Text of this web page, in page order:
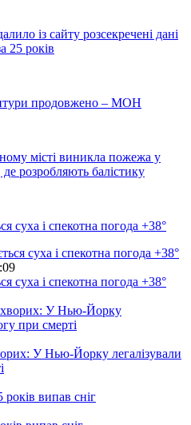
із сайту розсекречені дані
25 років
продовжено – МОН
місті виникла пожежа у
розробляють балістику
суха і спекотна погода +38°
суха і спекотна погода +38°
У Нью-Йорку легалізували